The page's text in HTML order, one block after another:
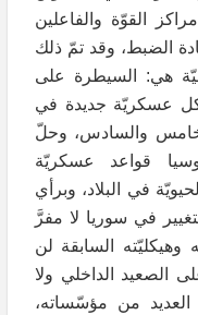
القوّة والفاعلين
الضبط، وقد تمّ ذلك
هي: السيطرة على
عسكريّة جديدة في
والسادس، وحلّ
قواعد عسكريّة
في البلاد، وبرأي
في سوريا لا مفرَّ
السابقة لن
الصعيد الداخلي ولا
من مؤسّساته،